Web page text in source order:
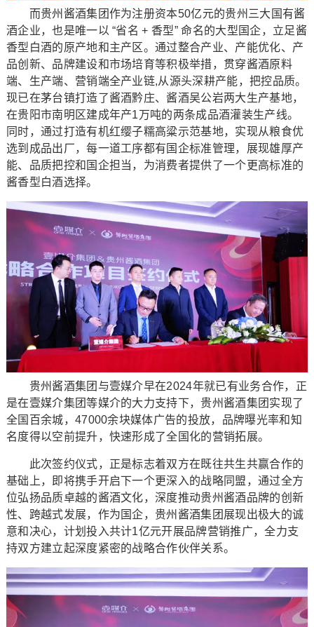
而贵州酱酒集团作为注册资本50亿元的贵州三大国有酱
酒企业，也是唯一以 “省名 + 香型” 命名的大型国企，立足酱
香型白酒的原产地和主产区。通过整合产业、产能优化、产
品创新、品牌建设和市场培育等积极举措，贯穿酱酒原料
端、生产端、营销端全产业链,从源头深耕产能，把控品质。
现已在茅台镇打造了酱酒黔庄、酱酒吴公岩两大生产基地，
在贵阳市南明区建成年产1万吨的两条成品酒灌装生产线。
同时，通过打造有机红缨子糯高粱示范基地，实现从粮食优
选到成品出厂，每一道工序都有国企标准管理，展现雄厚产
能、品质把控和国企担当，为消费者提供了一个更高标准的
酱香型白酒选择。
贵州酱酒集团与壹媒介早在2024年就已有业务合作，正
是在壹媒介集团等媒介的大力支持下，贵州酱酒集团实现了
全国百余城，47000余块媒体广告的投放，品牌曝光率和知
名度得以空前提升，快速形成了全国化的营销拓展。
此次签约仪式，正是标志着双方在既往共生共赢合作的
基础上，即将携手开启下一个更深入的战略同盟，通过全方
位弘扬品质卓越的酱酒文化，深度推动贵州酱酒品牌的创新
性、跨越式发展，作为国企，贵州酱酒集团展现出极大的诚
意和决心，计划投入共计1亿元开展品牌营销推广，全力支
持双方建立起深度紧密的战略合作伙伴关系。